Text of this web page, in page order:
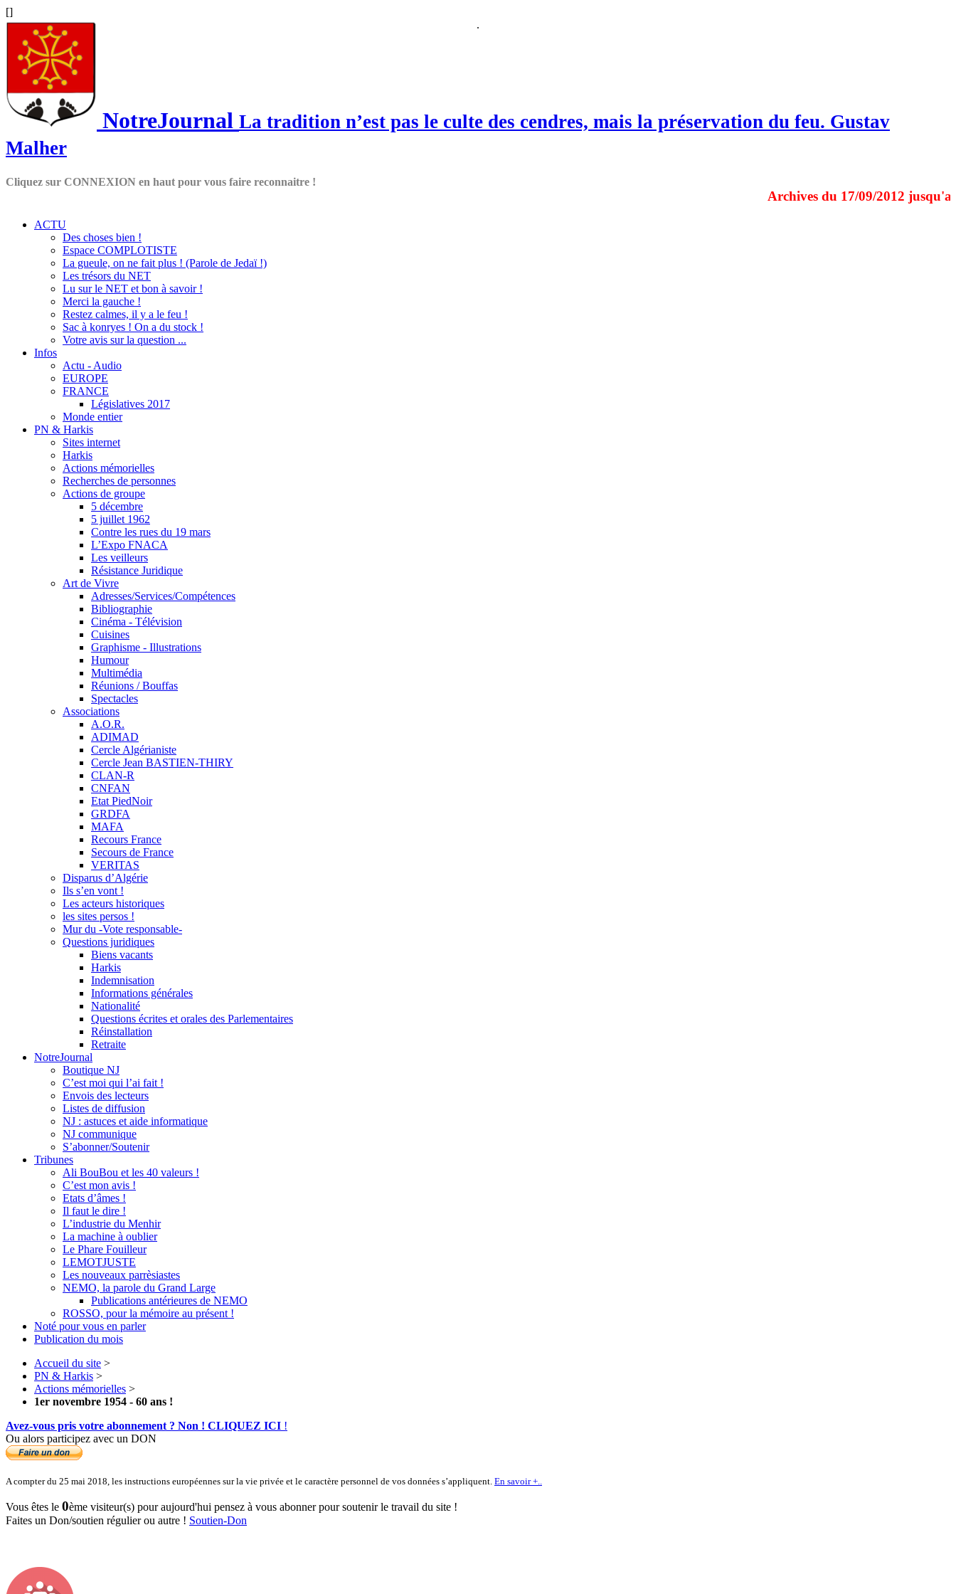
[]
.
NotreJournal La tradition n’est pas le culte des cendres, mais la préservation du feu. Gustav
Malher
Cliquez sur CONNEXION en haut pour vous faire reconnaitre !
Archives du 17/09/2012 jusqu'au
ACTU
Des choses bien !
Espace COMPLOTISTE
La gueule, on ne fait plus ! (Parole de Jedaï !)
Les trésors du NET
Lu sur le NET et bon à savoir !
Merci la gauche !
Restez calmes, il y a le feu !
Sac à konryes ! On a du stock !
Votre avis sur la question ...
Infos
Actu - Audio
EUROPE
FRANCE
Législatives 2017
Monde entier
PN & Harkis
Sites internet
Harkis
Actions mémorielles
Recherches de personnes
Actions de groupe
5 décembre
5 juillet 1962
Contre les rues du 19 mars
L’Expo FNACA
Les veilleurs
Résistance Juridique
Art de Vivre
Adresses/Services/Compétences
Bibliographie
Cinéma - Télévision
Cuisines
Graphisme - Illustrations
Humour
Multimédia
Réunions / Bouffas
Spectacles
Associations
A.O.R.
ADIMAD
Cercle Algérianiste
Cercle Jean BASTIEN-THIRY
CLAN-R
CNFAN
Etat PiedNoir
GRDFA
MAFA
Recours France
Secours de France
VERITAS
Disparus d’Algérie
Ils s’en vont !
Les acteurs historiques
les sites persos !
Mur du -Vote responsable-
Questions juridiques
Biens vacants
Harkis
Indemnisation
Informations générales
Nationalité
Questions écrites et orales des Parlementaires
Réinstallation
Retraite
NotreJournal
Boutique NJ
C’est moi qui l’ai fait !
Envois des lecteurs
Listes de diffusion
NJ : astuces et aide informatique
NJ communique
S’abonner/Soutenir
Tribunes
Ali BouBou et les 40 valeurs !
C’est mon avis !
Etats d’âmes !
Il faut le dire !
L’industrie du Menhir
La machine à oublier
Le Phare Fouilleur
LEMOTJUSTE
Les nouveaux parrèsiastes
NEMO, la parole du Grand Large
Publications antérieures de NEMO
ROSSO, pour la mémoire au présent !
Noté pour vous en parler
Publication du mois
Accueil du site >
PN & Harkis >
Actions mémorielles >
1er novembre 1954 - 60 ans !
Avez-vous pris votre abonnement ? Non ! CLIQUEZ ICI !
Ou alors participez avec un DON
A compter du 25 mai 2018, les instructions européennes sur la vie privée et le caractère personnel de vos données s’appliquent. En savoir +..
Vous êtes le 0ème visiteur(s) pour aujourd'hui pensez à vous abonner pour soutenir le travail du site !
Faites un Don/soutien régulier ou autre ! Soutien-Don